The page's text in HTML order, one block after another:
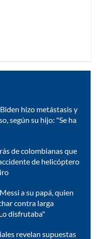
hizo metástasis y
según su hijo: "Se ha
de colombianas que
de helicóptero
a su papá, quien
contra larga
disfrutaba"
revelan supuestas